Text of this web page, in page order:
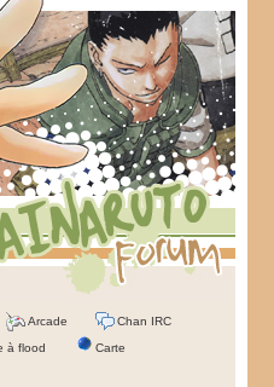
Arcade Chan IRC
à flood Carte